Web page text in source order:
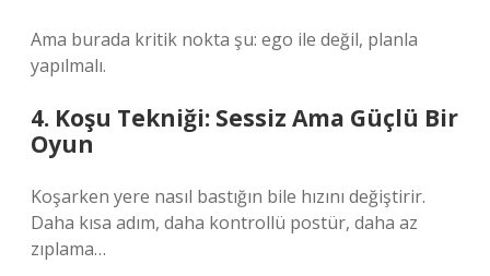
Ama burada kritik nokta şu: ego ile değil, planla
yapılmalı.
4. Koşu Tekniği: Sessiz Ama Güçlü Bir
Oyun
Koşarken yere nasıl bastığın bile hızını değiştirir.
Daha kısa adım, daha kontrollü postür, daha az
zıplama…